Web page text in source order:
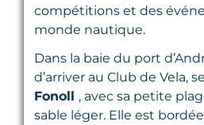
compétitions et des
monde nautique.
Dans la baie du port
d’arriver au Club de Vela,
Fonoll , avec sa petite
sable léger. Elle est